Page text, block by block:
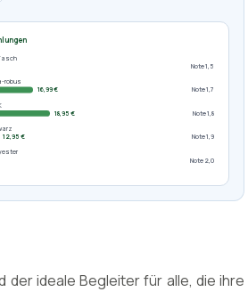
Note 1,5
robus
16,99 €
Note 1,7
18,95 €
Note 1,8
12,95 €
Note 1,9
Note 2,0
der ideale Begleiter für alle, die ihre